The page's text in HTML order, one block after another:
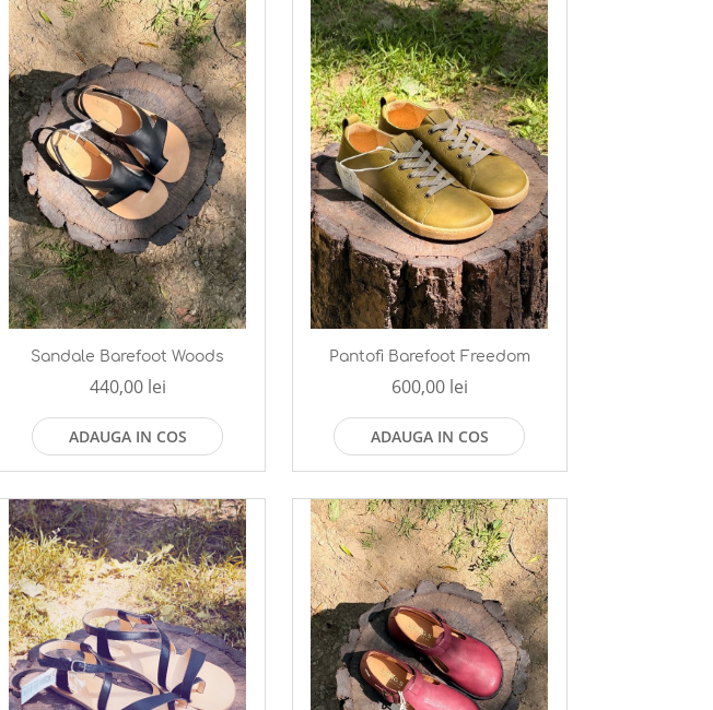
Sandale Barefoot Woods
440,00 lei
ADAUGA IN COS
Pantofi Barefoot Freedom
600,00 lei
ADAUGA IN COS